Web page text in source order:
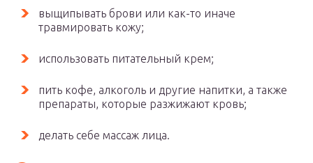
выщипывать брови или как-то иначе
травмировать кожу;
использовать питательный крем;
пить кофе, алкоголь и другие напитки, а также
препараты, которые разжижают кровь;
делать себе массаж лица.